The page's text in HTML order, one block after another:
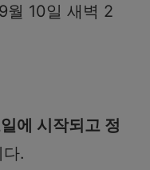
월 10일 새벽 2
에 시작되고 정
다.